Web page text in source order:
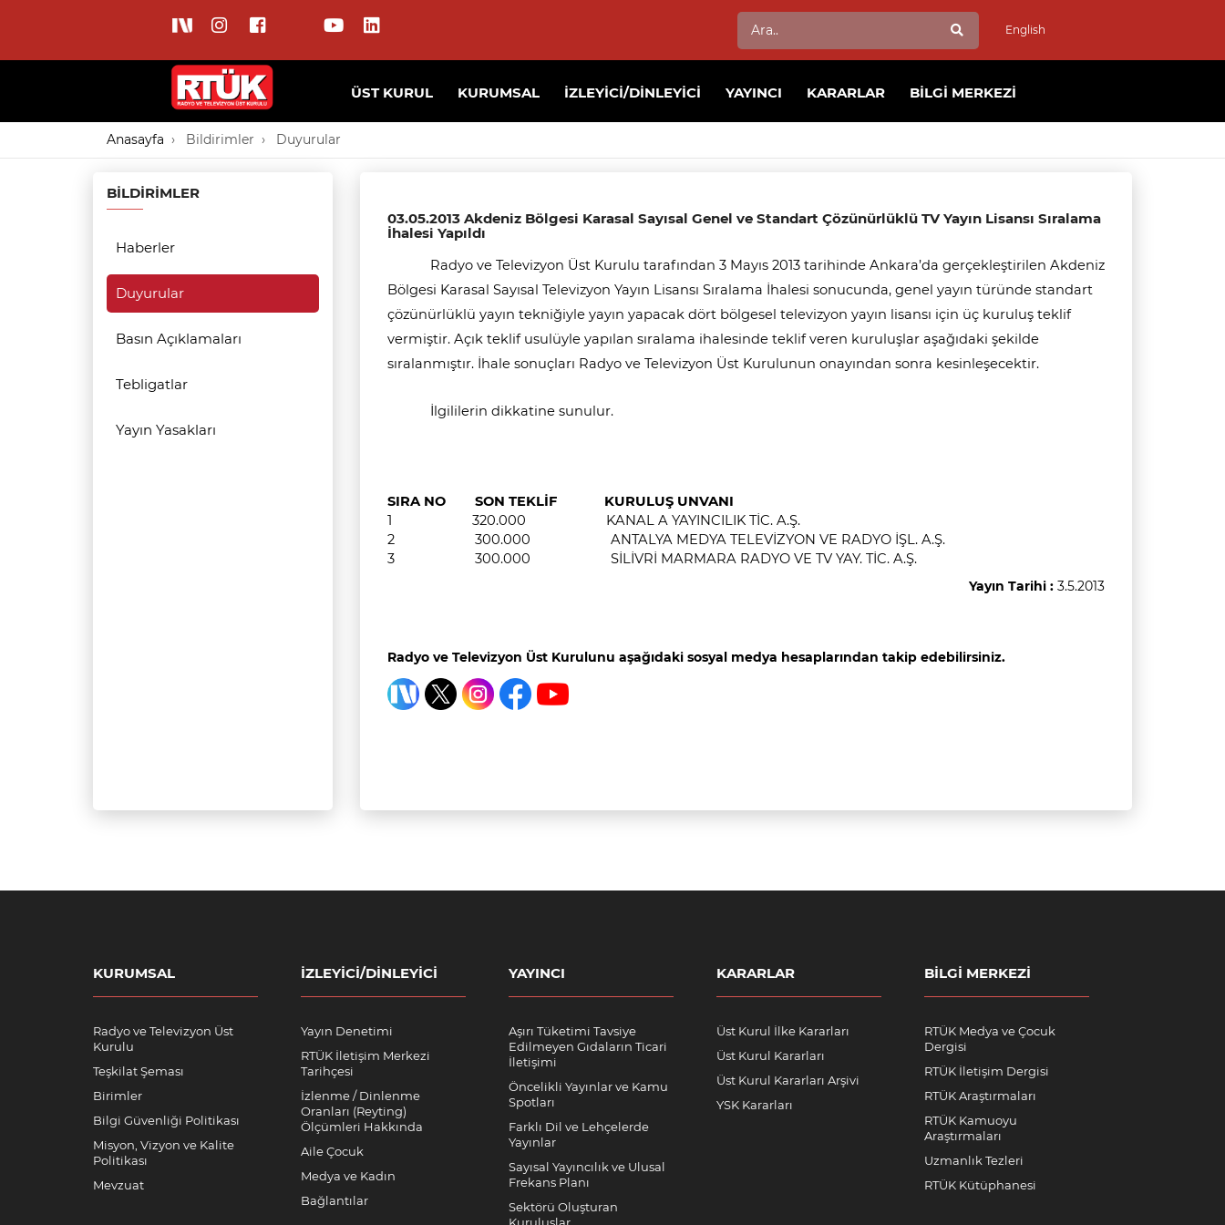
English
ÜST KURUL KURUMSAL İZLEYICI/DINLEYICI YAYINCI KARARLAR BILGI MERKEZI
Anasayfa Bildirimler Duyurular
BILDIRIMLER
Haberler
Duyurular
Basın Açıklamaları
Tebligatlar
Yayın Yasakları
03.05.2013 Akdeniz Bölgesi Karasal Sayısal Genel ve Standart Çözünürlüklü TV Yayın Lisansı Sıralama
İhalesi Yapıldı
Radyo ve Televizyon Üst Kurulu tarafından 3 Mayıs 2013 tarihinde Ankara’da gerçekleştirilen Akdeniz
Bölgesi Karasal Sayısal Televizyon Yayın Lisansı Sıralama İhalesi sonucunda, genel yayın türünde standart
çözünürlüklü yayın tekniğiyle yayın yapacak dört bölgesel televizyon yayın lisansı için üç kuruluş teklif
vermiştir. Açık teklif usulüyle yapılan sıralama ihalesinde teklif veren kuruluşlar aşağıdaki şekilde
sıralanmıştır. İhale sonuçları Radyo ve Televizyon Üst Kurulunun onayından sonra kesinleşecektir.
İlgililerin dikkatine sunulur.
SIRA NO SON TEKLİF KURULUŞ UNVANI
1 320.000 KANAL A YAYINCILIK TİC. A.Ş.
2 300.000 ANTALYA MEDYA TELEVİZYON VE RADYO İŞL. A.Ş.
3 300.000 SİLİVRİ MARMARA RADYO VE TV YAY. TİC. A.Ş.
Yayın Tarihi : 3.5.2013
Radyo ve Televizyon Üst Kurulunu aşağıdaki sosyal medya hesaplarından takip edebilirsiniz.
KURUMSAL
Radyo ve Televizyon Üst
Kurulu
Teşkilat Şeması
Birimler
Bilgi Güvenliği Politikası
Misyon, Vizyon ve Kalite
Politikası
Mevzuat
İZLEYICI/DINLEYICI
Yayın Denetimi
RTÜK İletişim Merkezi
Tarihçesi
İzlenme / Dinlenme
Oranları (Reyting)
Ölçümleri Hakkında
Aile Çocuk
Medya ve Kadın
Bağlantılar
YAYINCI
Aşırı Tüketimi Tavsiye
Edilmeyen Gıdaların Ticari
İletişimi
Öncelikli Yayınlar ve Kamu
Spotları
Farklı Dil ve Lehçelerde
Yayınlar
Sayısal Yayıncılık ve Ulusal
Frekans Planı
Sektörü Oluşturan
KARARLAR
Üst Kurul İlke Kararları
Üst Kurul Kararları
Üst Kurul Kararları Arşivi
YSK Kararları
BILGI MERKEZI
RTÜK Medya ve Çocuk
Dergisi
RTÜK İletişim Dergisi
RTÜK Araştırmaları
RTÜK Kamuoyu
Araştırmaları
Uzmanlık Tezleri
RTÜK Kütüphanesi